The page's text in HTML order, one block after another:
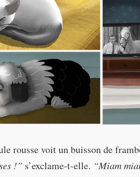
rousse voit un buisson de
!” s’exclame-t-elle. “Miam